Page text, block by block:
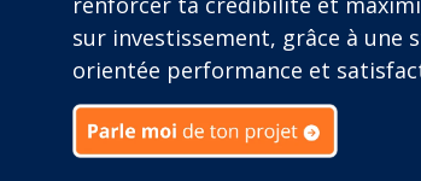
sur investissement, grâce à une
orientée performance et